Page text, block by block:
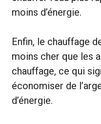
moins d’énergie.
Enfin, le chauffage
moins cher que les
chauffage, ce qui
économiser de
d’énergie.